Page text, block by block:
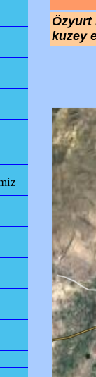
Özyurt
kuzey